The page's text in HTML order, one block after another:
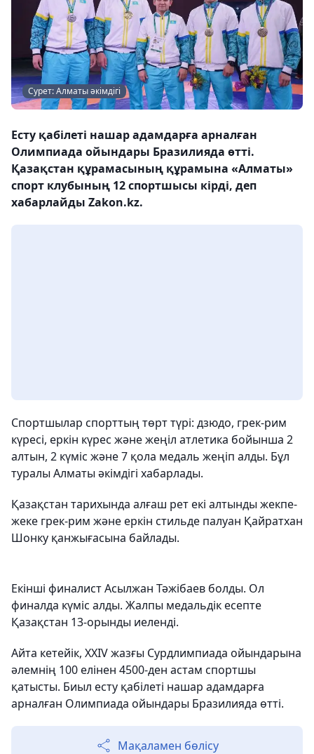
Сурет: Алматы әкімдігі
Есту қабілеті нашар адамдарға арналған
Олимпиада ойындары Бразилияда өтті.
Қазақстан құрамасының құрамына «Алматы»
спорт клубының 12 спортшысы кірді, деп
хабарлайды Zakon.kz.
Спортшылар спорттың төрт түрі: дзюдо, грек-рим
күресі, еркін күрес және жеңіл атлетика бойынша 2
алтын, 2 күміс және 7 қола медаль жеңіп алды. Бұл
туралы Алматы әкімдігі хабарлады.
Қазақстан тарихында алғаш рет екі алтынды жекпе-
жеке грек-рим және еркін стильде палуан Қайратхан
Шонку қанжығасына байлады.
Екінші финалист Асылжан Тәжібаев болды. Ол
финалда күміс алды. Жалпы медальдік есепте
Қазақстан 13-орынды иеленді.
Айта кетейік, XXIV жазғы Сурдлимпиада ойындарына
әлемнің 100 елінен 4500-ден астам спортшы
қатысты. Биыл есту қабілеті нашар адамдарға
арналған Олимпиада ойындары Бразилияда өтті.
Мақаламен бөлісу